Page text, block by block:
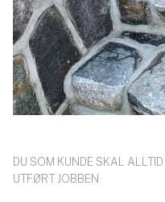
DU SOM KUNDE SKAL
UTFØRT JOBBEN